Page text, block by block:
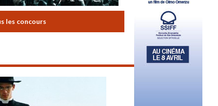
les concours